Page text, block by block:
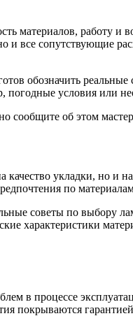
материалов, работу
и все сопутствующие
обозначить
условия или
сообщите об этом
укладки, но и
по
советы по выбору
характеристики
в процессе
покрываются